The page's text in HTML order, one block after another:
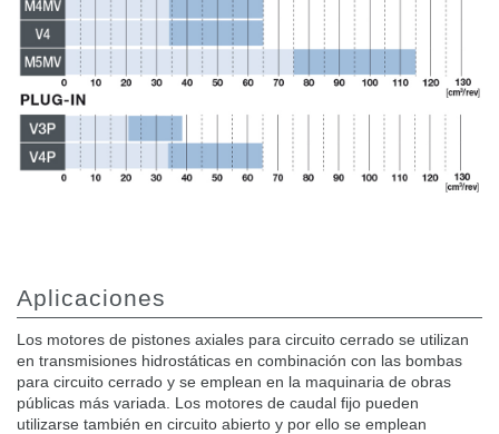
Aplicaciones
Los motores de pistones axiales para circuito cerrado se utilizan
en transmisiones hidrostáticas en combinación con las bombas
para circuito cerrado y se emplean en la maquinaria de obras
públicas más variada. Los motores de caudal fijo pueden
utilizarse también en circuito abierto y por ello se emplean